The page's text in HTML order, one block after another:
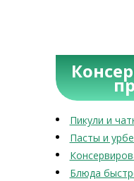
Пикули и
Пасты и
Блюда